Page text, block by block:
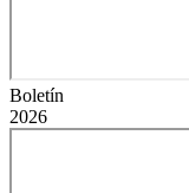
Boletín
2026